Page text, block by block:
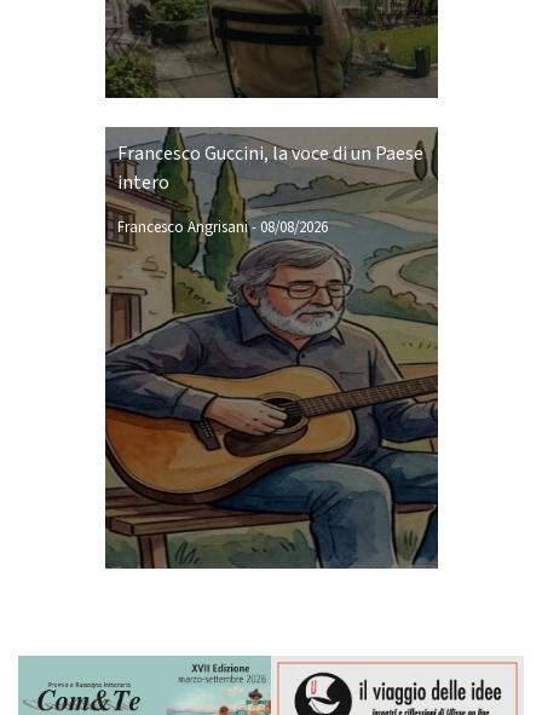
Francesco Guccini, la voce di un Paese
intero
Francesco Angrisani-08/08/2026